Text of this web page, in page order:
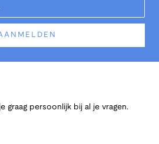
graag persoonlijk bij al je vragen.